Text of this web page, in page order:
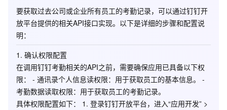
要获取过去公司或企业所有员工的考勤记录，可以通过钉钉开
放平台提供的相关API接口实现。以下是详细的步骤和配置说
明：
1. 确认权限配置
在调用钉钉考勤相关的API之前，需要确保应用已具备以下权
限： - 通讯录个人信息读权限：用于获取员工的基本信息。 -
考勤数据读取权限：用于获取员工的考勤记录。
具体权限配置如下： 1. 登录钉钉开放平台，进入“应用开发” >